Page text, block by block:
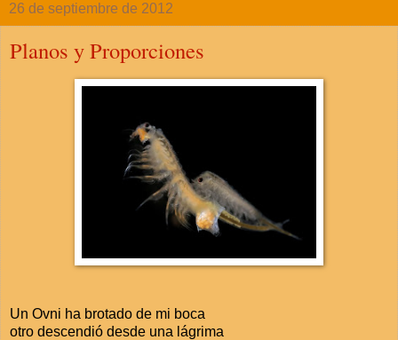
26 de septiembre de 2012
Planos y Proporciones
Un Ovni ha brotado de mi boca
otro descendió desde una lágrima